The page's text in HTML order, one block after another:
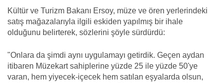
Kültür ve Turizm Bakanı Ersoy, müze ve ören yerlerindeki
satış mağazalarıyla ilgili eskiden yapılmış bir ihale
olduğunu belirterek, sözlerini şöyle sürdürdü:
"Onlara da şimdi aynı uygulamayı getirdik. Geçen aydan
itibaren Müzekart sahiplerine yüzde 25 ile yüzde 50'ye
varan, hem yiyecek-içecek hem satılan eşyalarda olsun,